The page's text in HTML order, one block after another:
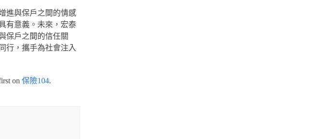
進與保戶之間的情感
有意義。未來，宏泰
保戶之間的信任關
行，攜手為社會注入
on 保險104.